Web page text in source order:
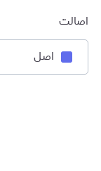
اصالت
اصل